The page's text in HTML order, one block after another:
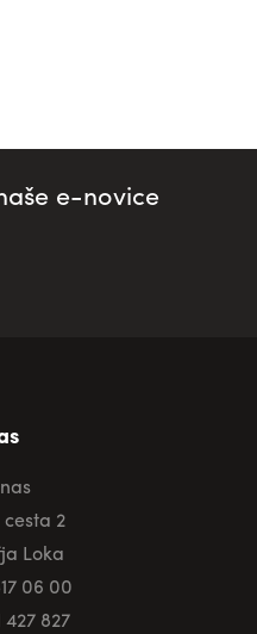
e-novice
2
Loka
06 00
427 827